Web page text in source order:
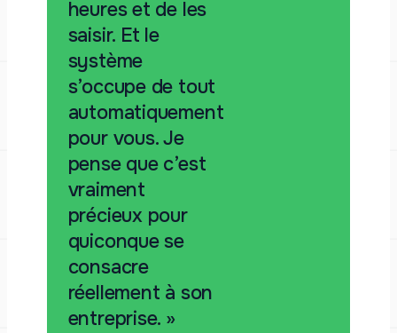
heures et de les
saisir. Et le
système
s’occupe de tout
automatiquement
pour vous. Je
pense que c’est
vraiment
précieux pour
quiconque se
consacre
réellement à son
entreprise. »